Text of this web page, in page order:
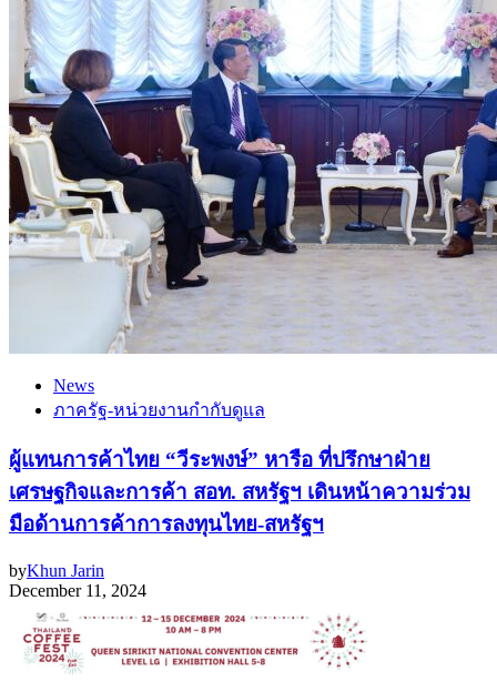
News
ภาครัฐ-หน่วยงานกำกับดูแล
ผู้แทนการค้าไทย “วีระพงษ์” หารือ ที่ปรึกษาฝ่าย
เศรษฐกิจและการค้า สอท. สหรัฐฯ เดินหน้าความร่วม
มือด้านการค้าการลงทุนไทย-สหรัฐฯ
byKhun Jarin
December 11, 2024